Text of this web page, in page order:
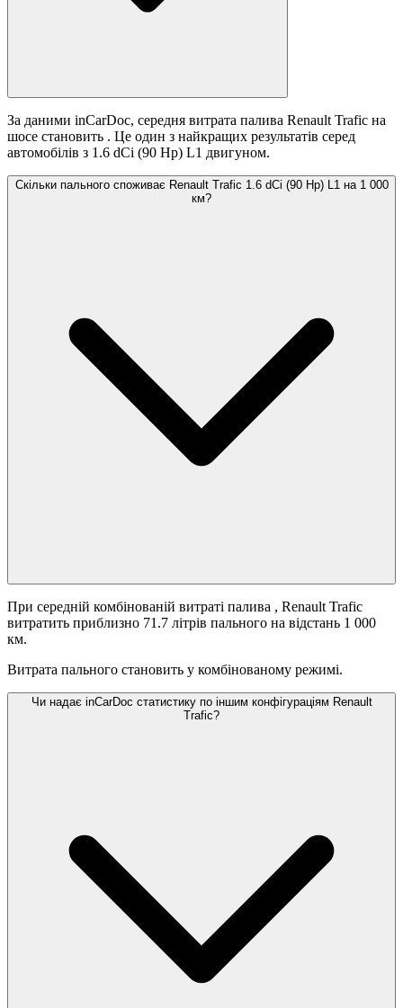
За даними inCarDoc, середня витрата палива Renault Trafic на
шосе становить . Це один з найкращих результатів серед
автомобілів з 1.6 dCi (90 Hp) L1 двигуном.
Скільки пального споживає Renault Trafic 1.6 dCi (90 Hp) L1 на 1 000
км?
При середній комбінованій витраті палива , Renault Trafic
витратить приблизно 71.7 літрів пального на відстань 1 000
км.
Витрата пального становить у комбінованому режимі.
Чи надає inCarDoc статистику по іншим конфігураціям Renault
Trafic?